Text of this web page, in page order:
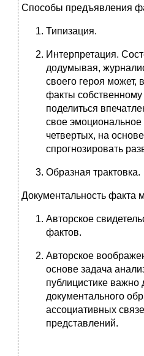
Способы предъявления
Типизация.
Интерпретация.
додумывая,
своего героя может,
факты
поделиться
свое
четвертых, на
спрогнозировать
Образная трактовка.
Документальность факта
Авторское
фактов.
Авторское
основе задача
публицистике важно
документального
ассоциативных
представлений.